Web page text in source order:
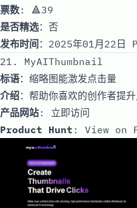
票数: 🔺39
是否精选：否
发布时间 ：2025年01月22日
21. MyAIThumbnail
标语：缩略图能激发点击量
介绍：帮助你喜欢的创作者提
产品网站: 立即访问
Product Hunt : View on